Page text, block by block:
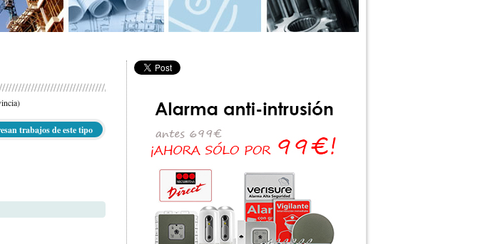
trabajos de este tipo